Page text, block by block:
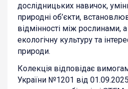
дослідницьких навичок,
природні об’єкти,
відмінності між рослинами,
екологічну культуру та
природи.
Колекція відповідає
України №1201 від